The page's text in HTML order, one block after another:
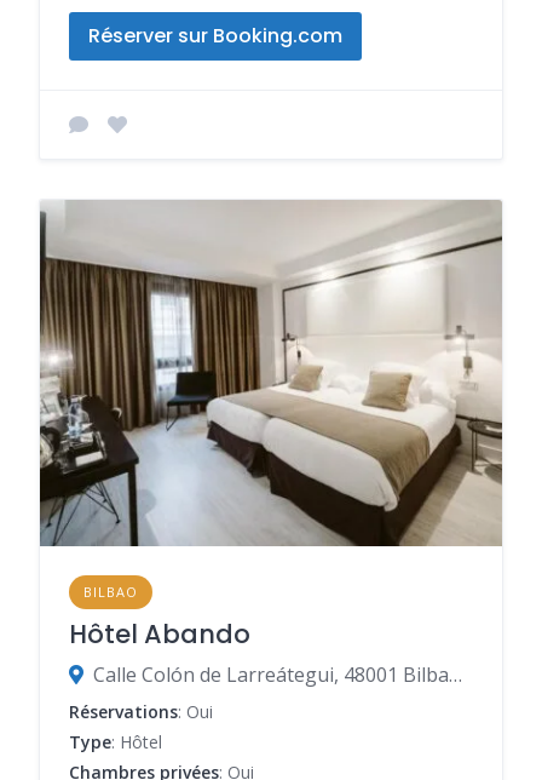
Réserver sur Booking.com
BILBAO
Hôtel Abando
Calle Colón de Larreátegui, 48001 Bilbao, Biscaye, Espagne
Réservations: Oui
Type: Hôtel
Chambres privées: Oui